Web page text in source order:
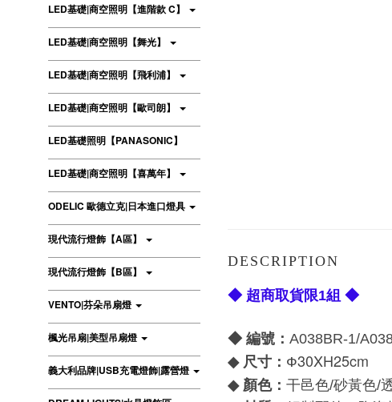
LED基礎|商空照明【進階款 C】
LED基礎|商空照明【舞光】
LED基礎|商空照明【飛利浦】
LED基礎|商空照明【歐司朗】
LED基礎照明【PANASONIC】
LED基礎|商空照明【喜萬年】
ODELIC 歐德立克|日本進口燈具
現代流行燈飾【A區】
現代流行燈飾【B區】
VENTO|芬朵吊扇燈
楓光吊扇|美型吊扇燈
義大利品牌|USB充電燈飾|露營燈
DESCRIPTION
◆ 超商取貨限1組 ◆
◆ 編號： A038BR-1/
◆ 尺寸： Ф30XH25cm
◆ 顏色： 干邑色/砂黃色/